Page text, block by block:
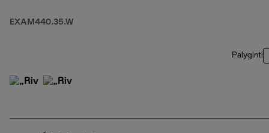
EXAM440.35.W
Palyginti